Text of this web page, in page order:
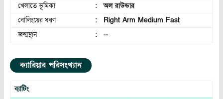
খেলাতে ভূমিকা
:
অল রাউন্ডার
বোলিংয়ের ধরণ
:
Right Arm Medium Fast
জন্মস্থান
: --
ক্যারিয়ার পরিসংখ্যান
ব্যাটিং